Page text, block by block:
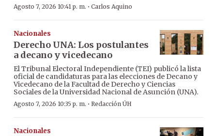
Agosto 7, 2026 10:41 p. m. · Carlos Aquino
Nacionales
Derecho UNA: Los postulantes
a decano y vicedecano
El Tribunal Electoral Independiente (TEI) publicó la lista
oficial de candidaturas para las elecciones de Decano y
Vicedecano de la Facultad de Derecho y Ciencias
Sociales de la Universidad Nacional de Asunción (UNA).
Agosto 7, 2026 10:35 p. m. · Redacción ÚH
Nacionales